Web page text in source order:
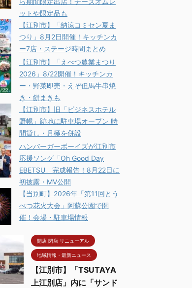
ットや限定品も
【江別市】「納涼コミセン夏ま
つり」8月2日開催！キッチンカ
ー7店・ステージ時間まとめ
【江別市】「えべつ農業まつり
2026」8/22開催！キッチンカ
ー・野菜即売・えぞ但馬牛串焼
き・餅まきも
【江別市】旧「ビジネスホテル
野幌」跡地に駐車場オープン 時
間貸し・月極を併設
ハンバーガーボーイズが江別市
応援ソング「Oh Good Day
EBETSU」完成報告！8月22日に
初披露・MV公開
【当別町】2026年「第11回とう
べつ花火大会」阿蘇公園で開
催！会場・駐車場情報
開店 閉店 リニューアル
地域情報・最新ニュース
【江別市】「TSUTAYA
上江別店」内に「サンド